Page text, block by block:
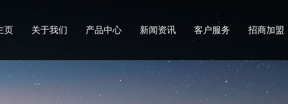
页 关于我们 产品中心 新闻资讯 客户服务 招商加盟